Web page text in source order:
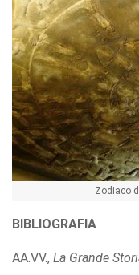
Zodiaco
BIBLIOGRAFIA
AA.VV., La Grande